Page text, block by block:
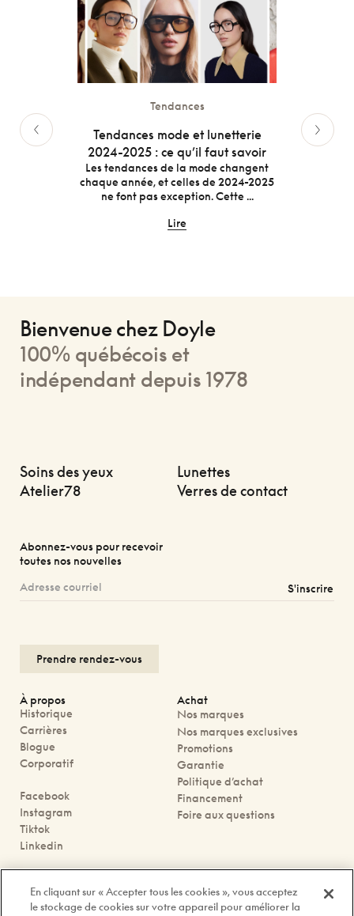
et les
Tendances
Tendances mode et lunetterie
2024-2025 : ce qu’il faut savoir
Les tendances de la mode changent
chaque année, et celles de 2024-2025
ne font pas exception. Cette ...
Lire
Bienvenue chez Doyle
100% québécois et
indépendant depuis 1978
Soins des yeux
Lunettes
Atelier78
Verres de contact
Abonnez-vous pour recevoir
toutes nos nouvelles
S'inscrire
Prendre rendez-vous
À propos
Historique
Carrières
Blogue
Corporatif
Facebook
Instagram
Tiktok
Linkedin
Prendre rendez-vous
Nos boutiques
Achat
Nos marques
Nos marques exclusives
Promotions
Garantie
Politique d’achat
Financement
Foire aux questions
En cliquant sur « Accepter tous les cookies », vous acceptez
le stockage de cookies sur votre appareil pour améliorer la